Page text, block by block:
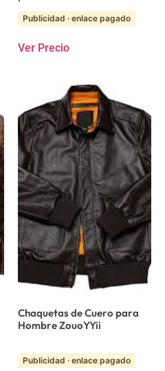
Publicidad · enlace pagado
Ver Precio
Chaquetas de Cuero para
Hombre ZouoYYii
Publicidad · enlace pagado